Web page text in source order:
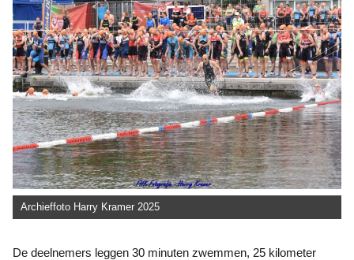
Archieffoto Harry Kramer 2025
De deelnemers leggen 30 minuten zwemmen, 25 kilometer